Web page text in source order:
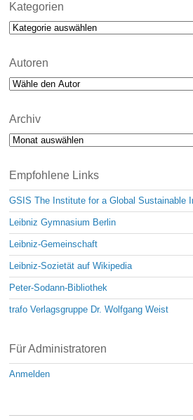
Kategorien
Kategorien
Autoren
Archiv
Archiv
Empfohlene Links
GSIS The Institute for a Global Sustainable
Leibniz Gymnasium Berlin
Leibniz-Gemeinschaft
Leibniz-Sozietät auf Wikipedia
Peter-Sodann-Bibliothek
trafo Verlagsgruppe Dr. Wolfgang Weist
Für Administratoren
Anmelden